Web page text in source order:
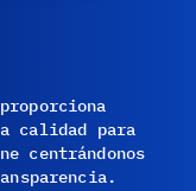
calidad para
centrándonos